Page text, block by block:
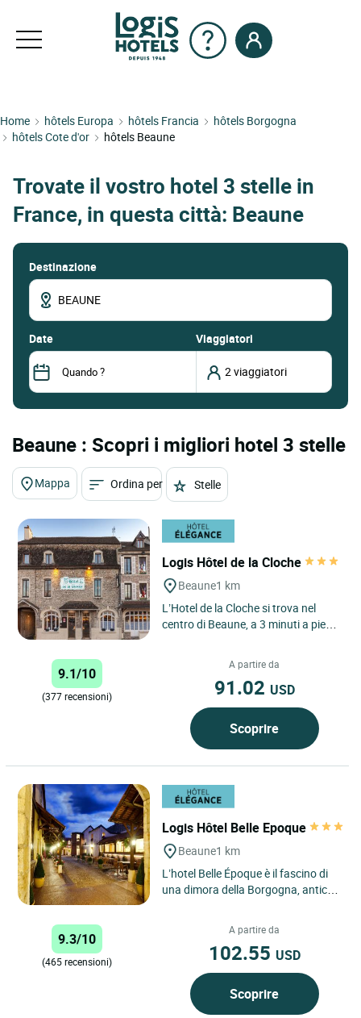
Home hôtels Europa hôtels Francia
hôtels Borgogna
hôtels Cote d'or
hôtels Beaune
Trovate il vostro hotel 3 stelle in
France, in questa città: Beaune
Destinazione
date Viaggiatori
Beaune : Scopri i migliori hotel 3 stelle
Mappa Ordina per Stelle
Logis Hôtel de la Cloche
Beaune1 km
L’Hotel de la Cloche si trova nel
centro di Beaune, a 3 minuti a piedi
9.1/10
(377 recensioni)
A partire da
91.02 USD
Scoprire
Logis Hôtel Belle Epoque
Beaune1 km
L’hotel Belle Époque è il fascino di
una dimora della Borgogna, antica
9.3/10
(465 recensioni)
A partire da
102.55 USD
Scoprire